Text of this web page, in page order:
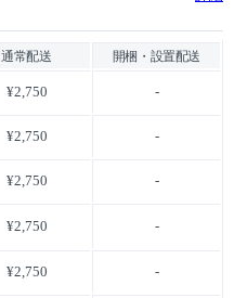
通常配送 開梱・設置配送
¥2,750 -
¥2,750 -
¥2,750 -
¥2,750 -
¥2,750 -